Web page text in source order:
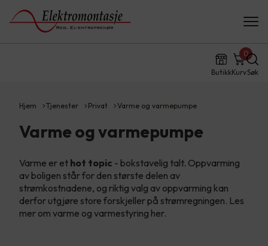
ButikkKurv
0
Søk
Hjem Tjenester Privat Varme og varmepumpe
Varme og varmepumpe
Varme er et hot topic - bokstavelig talt. Oppvarming
av boligen står for den største delen av
strømkostnadene, og riktig valg av oppvarming kan
derfor utgjøre store forskjeller på strømregningen. Les
mer om varme og varmestyring her.